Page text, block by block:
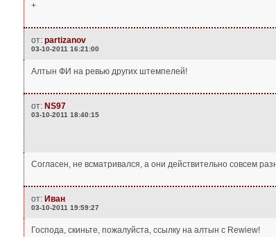
+
от: partizanov
03-10-2011 16:21:00
Алтын ФИ на ревью других штемпелей!
от: NS97
03-10-2011 18:40:15
Согласен, не всматривался, а они действительно совсем
от: Иван
03-10-2011 19:59:27
Господа, скиньте, пожалуйста, ссылку на алтын с Rewiew!